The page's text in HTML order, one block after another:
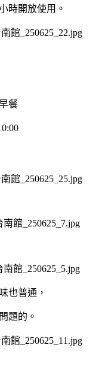
時開放使用。
餐
也普通，
題的。